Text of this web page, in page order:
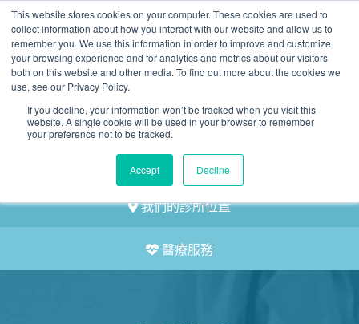
This website stores cookies on your computer. These cookies are used to
collect information about how you interact with our website and allow us to
remember you. We use this information in order to improve and customize
your browsing experience and for analytics and metrics about our visitors
both on this website and other media. To find out more about the cookies we
use, see our Privacy Policy.
If you decline, your information won’t be tracked when you visit this
website. A single cookie will be used in your browser to remember
your preference not to be tracked.
Accept Decline
2155 9055
預約
我們的診所位置
醫療服務